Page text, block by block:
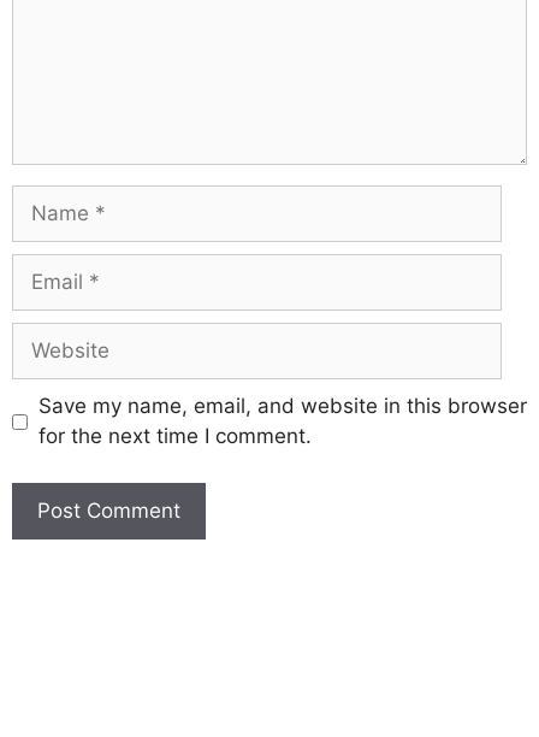
Save my name, email, and website in this browser
for the next time I comment.